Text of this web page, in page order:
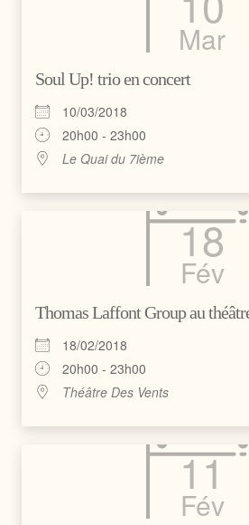
Mar
Soul Up! trio en concert
10/03/2018
20h00 - 23h00
Le Quai du 7ième
18
Fév
Thomas Laffont Group au
18/02/2018
20h00 - 23h00
Théâtre Des Vents
11
Fév